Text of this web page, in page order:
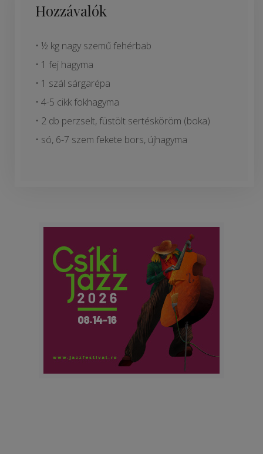
Hozzávalók
• ½ kg nagy szemű fehérbab
• 1 fej hagyma
• 1 szál sárgarépa
• 4-5 cikk fokhagyma
• 2 db perzselt, füstölt sertésköröm (boka)
• só, 6-7 szem fekete bors, újhagyma